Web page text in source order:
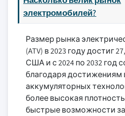
электромобилей?
Размер рынка
(ATV) в 2023 году достиг
США и с 2024 по 2032 год
благодаря достижениям
аккумуляторных
более высокая
быстрые возможности